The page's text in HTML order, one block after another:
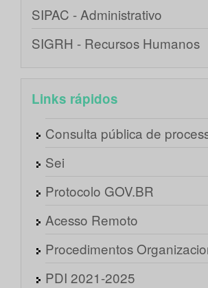
SIPAC - Administrativo
SIGRH - Recursos Humanos
Links rápidos
Consulta pública de
Sei
Protocolo GOV.BR
Acesso Remoto
Procedimentos
PDI 2021-2025